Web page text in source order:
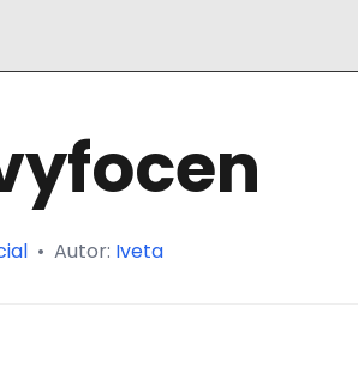
• Autor: Iveta